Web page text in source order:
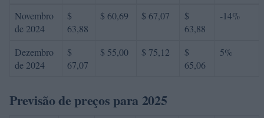
Novembro
de 2024
$
63,88
$ 60,69 $ 67,07
$
63,88
-14%
Dezembro
de 2024
$
67,07
$ 55,00 $ 75,12
$
65,06
5%
Previsão de preços para 2025